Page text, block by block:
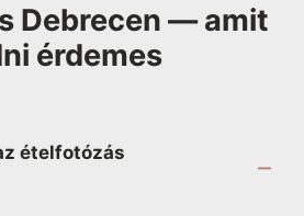
Debrecen — amit
érdemes
ételfotózás